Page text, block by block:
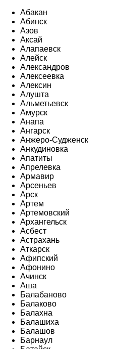
Абакан
Абинск
Азов
Аксай
Алапаевск
Алейск
Александров
Алексеевка
Алексин
Алушта
Альметьевск
Амурск
Анапа
Ангарск
Анжеро-Судженск
Анкудиновка
Апатиты
Апрелевка
Армавир
Арсеньев
Арск
Артем
Артемовский
Архангельск
Асбест
Астрахань
Аткарск
Афипский
Афонино
Ачинск
Аша
Балабаново
Балаково
Балахна
Балашиха
Балашов
Барнаул